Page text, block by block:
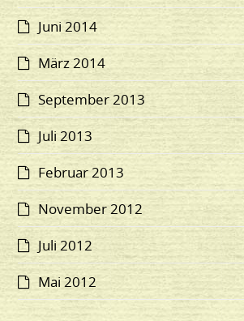
Juni 2014
März 2014
September 2013
Juli 2013
Februar 2013
November 2012
Juli 2012
Mai 2012